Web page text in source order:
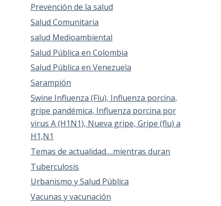
Prevención de la salud
Salud Comunitaria
salud Medioambiental
Salud Pública en Colombia
Salud Pública en Venezuela
Sarampión
Swine Influenza (Flu), Influenza porcina,
gripe pandémica, Influenza porcina por
virus A (H1N1), Nueva gripe, Gripe (flu) a
H1,N1
Temas de actualidad….mientras duran
Tuberculosis
Urbanismo y Salud Pública
Vacunas y vacunación